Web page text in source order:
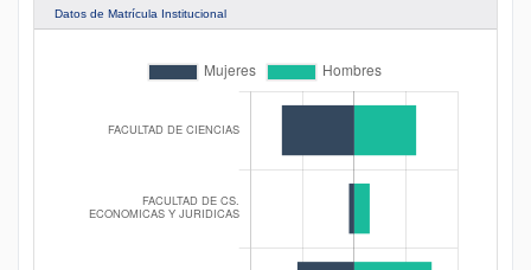
Datos de Matrícula Institucional